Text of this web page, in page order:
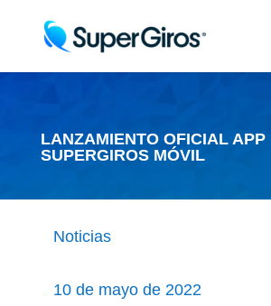
LANZAMIENTO OFICIAL APP
SUPERGIROS MÓVIL
Noticias
10 de mayo de 2022